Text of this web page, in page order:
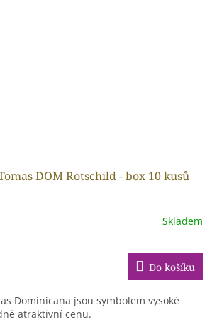
DOM Rotschild - box 10 kusů
Skladem
Do košíku
Dominicana jsou symbolem vysoké
atraktivní cenu.